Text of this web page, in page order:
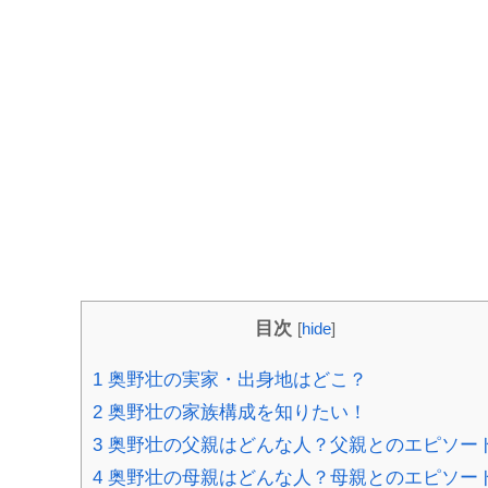
目次 [hide]
1 奥野壮の実家・出身地はどこ？
2 奥野壮の家族構成を知りたい！
3 奥野壮の父親はどんな人？父親とのエピソー
4 奥野壮の母親はどんな人？母親とのエピソー